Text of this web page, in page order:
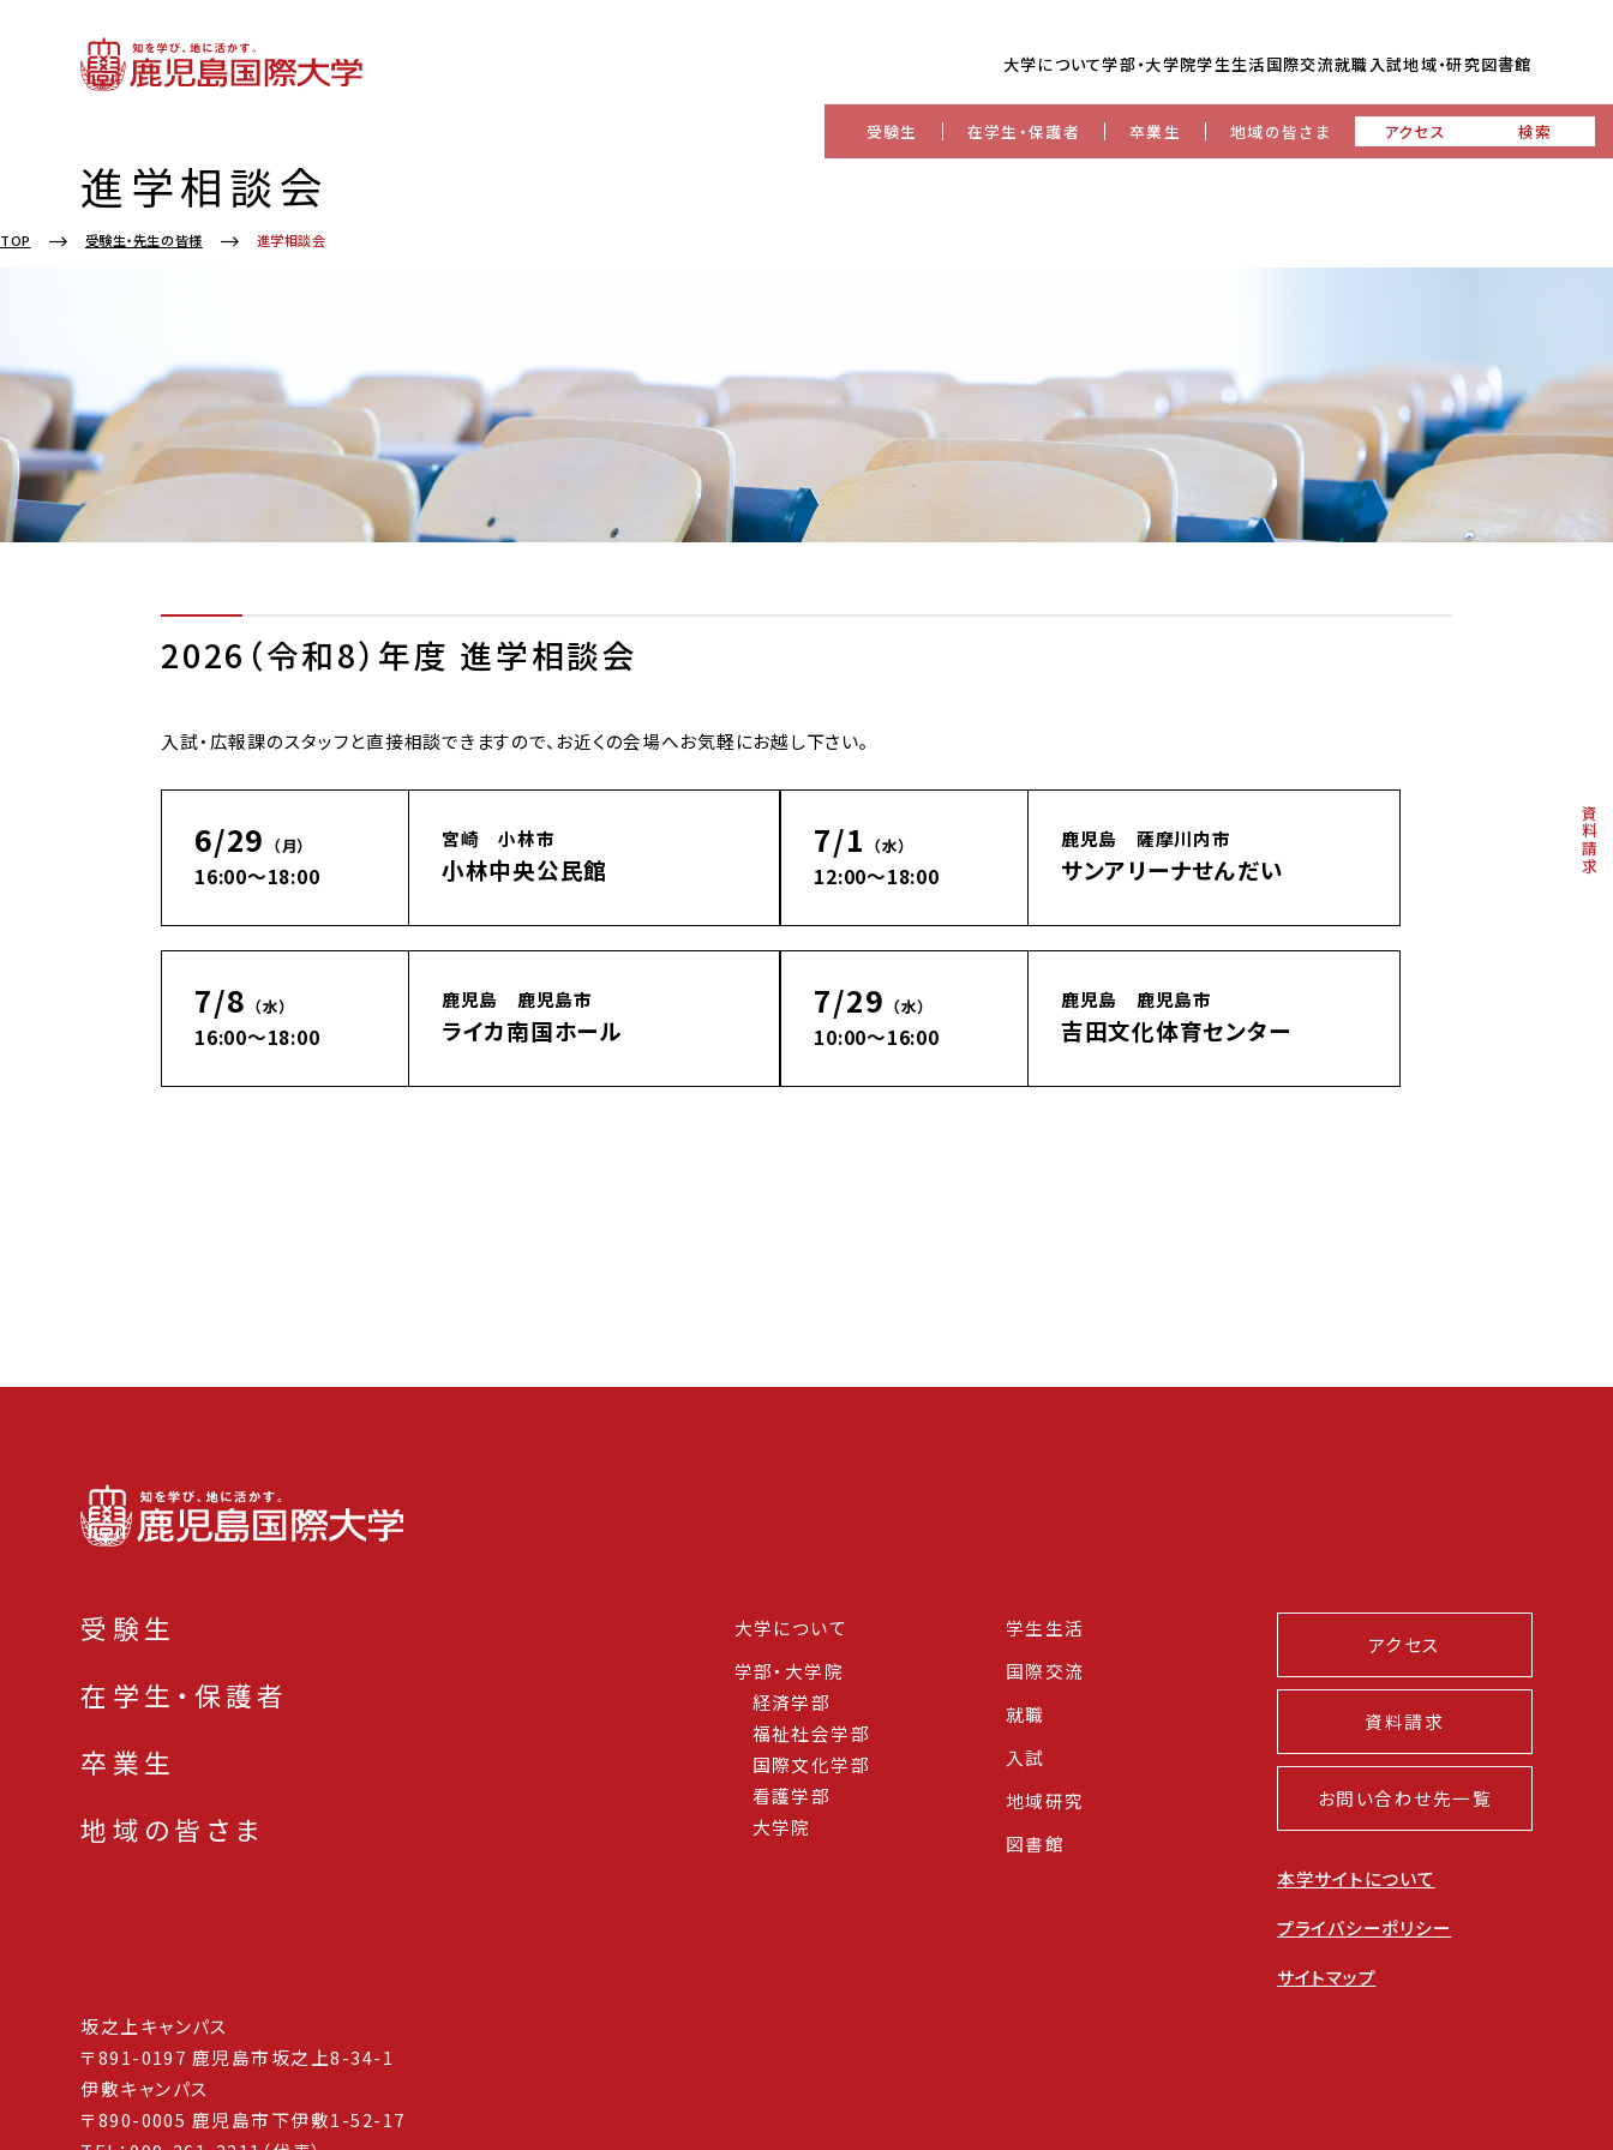
大学について学部・大学院学生生活国際交流就職 入試地域・研究図書館
受験生 在学生・保護者 卒業生 地域の皆さま アクセス 検索
資料請求
進学相談会
TOP 受験生・先生の皆様 進学相談会
2026（令和8）年度 進学相談会
入試・広報課のスタッフと直接相談できますので、お近くの会場へお気軽にお越し下さい。
6/29 （月）
16:00～18:00
宮崎 小林市
小林中央公民館
7/1 （水）
12:00～18:00
鹿児島 薩摩川内市
サンアリーナせんだい
7/8 （水）
16:00～18:00
鹿児島 鹿児島市
ライカ南国ホール
7/29 （水）
10:00～16:00
鹿児島 鹿児島市
吉田文化体育センター
受験生
在学生・保護者
卒業生
地域の皆さま
大学について
学部・大学院
経済学部
福祉社会学部
国際文化学部
看護学部
大学院
学生生活
国際交流
就職
入試
地域研究
図書館
アクセス
資料請求
お問い合わせ先一覧
本学サイトについて
プライバシーポリシー
サイトマップ
坂之上キャンパス
〒891-0197 鹿児島市坂之上8-34-1
伊敷キャンパス
〒890-0005 鹿児島市下伊敷1-52-17